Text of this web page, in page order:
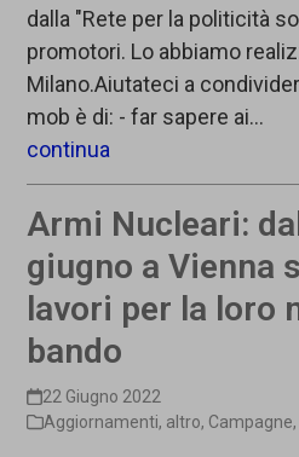
dalla "Rete per la politicità
promotori. Lo abbiamo
Milano.Aiutateci a
mob è di: - far sapere ai…
continua
Armi Nucleari:
giugno a Vienna
lavori per la loro
bando
22 Giugno 2022
Aggiornamenti, altro, Campagne,